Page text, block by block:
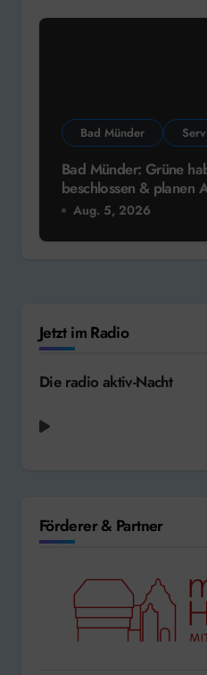
Bad Münder
Bad Münder: Grüne
beschlossen & planen
Aug. 5, 2026
Jetzt im Radio
Die radio aktiv-Nacht
Förderer & Partner